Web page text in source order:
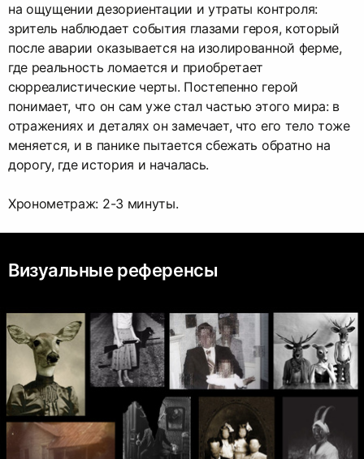
на ощущении дезориентации и утраты контроля:
зритель наблюдает события глазами героя, который
после аварии оказывается на изолированной ферме,
где реальность ломается и приобретает
сюрреалистические черты. Постепенно герой
понимает, что он сам уже стал частью этого мира: в
отражениях и деталях он замечает, что его тело тоже
меняется, и в панике пытается сбежать обратно на
дорогу, где история и началась.
Хронометраж: 2-3 минуты.
Визуальные референсы